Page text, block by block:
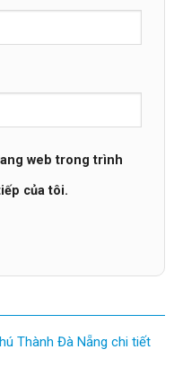
web trong trình
của tôi.
Thành Đà Nẵng chi tiết